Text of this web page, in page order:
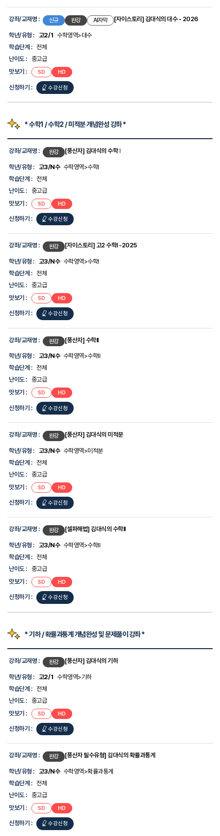
강좌/교재명 : 신규 완강 AI자막 [자이스토리] 김대식의 대수 - 2026
학년/유형 : 고2/1 수학영역>대수
학습단계 :
전체
난이도 :
중고급
맛보기 :
SD HD
신청하기 : 수강신청
* 수학1 / 수학2 / 미적분 개념완성 강좌 *
좌
록
강
좌/
재
학
형,
습
계,
난
도,
보
청
기
대
한
보
제
니
강좌/교재명 : 완강 [풍산자] 김대식의 수학 I
학년/유형 : 고3/N수 수학영역>수학I
학습단계 :
전체
난이도 :
중고급
맛보기 :
SD HD
신청하기 : 수강신청
강좌/교재명 : 완강 [자이스토리] 고2 수학I -2025
학년/유형 : 고3/N수 수학영역>수학I
학습단계 :
전체
난이도 :
중고급
맛보기 :
SD HD
신청하기 : 수강신청
강좌/교재명 : 완강 [풍산자] 수학II
학년/유형 : 고3/N수 수학영역>수학II
학습단계 :
전체
난이도 :
중고급
맛보기 :
SD HD
신청하기 : 수강신청
강좌/교재명 : 완강 [풍산자] 김대식의 미적분
학년/유형 : 고3/N수 수학영역>미적분
학습단계 :
전체
난이도 :
중고급
맛보기 :
SD HD
신청하기 : 수강신청
강좌/교재명 : 완강 [셀파해법] 김대식의 수학II
학년/유형 : 고3/N수 수학영역>수학II
학습단계 :
전체
난이도 :
중고급
맛보기 :
SD HD
신청하기 : 수강신청
* 기하 / 확률과통계 개념완성 및 문제풀이 강좌 *
좌
록
강
좌/
재
학
형,
습
계,
난
도,
보
강좌/교재명 : 완강 [풍산자] 김대식의 기하
학년/유형 : 고2/1 수학영역>기하
학습단계 :
전체
난이도 :
중고급
맛보기 :
SD HD
신청하기 : 수강신청
강좌/교재명 : 완강 [풍산자 필수유형] 김대식의 확률과통계
학년/유형 : 고3/N수 수학영역>확률과통계
학습단계 :
전체
난이도 :
중고급
맛보기 :
SD HD
신청하기 : 수강신청